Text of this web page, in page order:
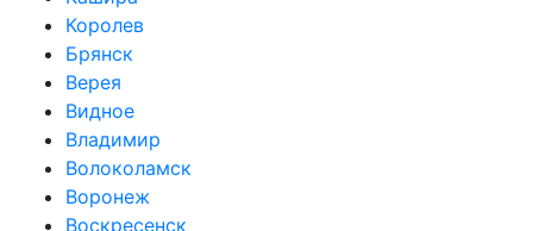
Королев
Брянск
Верея
Видное
Владимир
Волоколамск
Воронеж
Воскресенск